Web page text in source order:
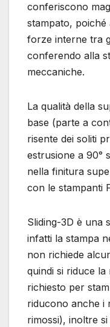
conferiscono
stampato,
forze interne tra
conferendo alla
meccaniche.
La qualità della
base (parte a
risente dei soliti
estrusione a 90°
nella finitura
con le stampanti
Sliding-3D è una
infatti la stampa
non richiede
quindi si riduce la
richiesto per
riducono anche i
rimossi), inoltre